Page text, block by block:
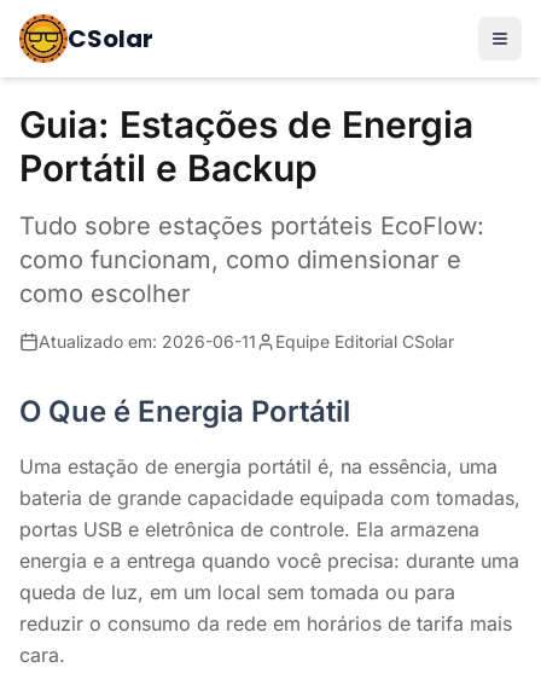
CSolar
Home Guias Estações de Energia Portátil
Guia: Estações de Energia
Portátil e Backup
Tudo sobre estações portáteis EcoFlow:
como funcionam, como dimensionar e
como escolher
Atualizado em: 2026-06-11 Equipe Editorial CSolar
O Que é Energia Portátil
Uma estação de energia portátil é, na essência, uma
bateria de grande capacidade equipada com tomadas,
portas USB e eletrônica de controle. Ela armazena
energia e a entrega quando você precisa: durante uma
queda de luz, em um local sem tomada ou para
reduzir o consumo da rede em horários de tarifa mais
cara.